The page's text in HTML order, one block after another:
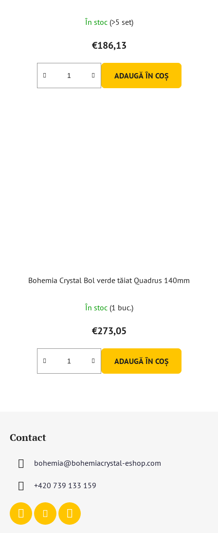
În stoc (>5 set)
€186,13
ADAUGĂ ÎN COŞ
Bohemia Crystal Bol verde tăiat Quadrus 140mm
În stoc (1 buc.)
€273,05
ADAUGĂ ÎN COŞ
Contact
bohemia@bohemiacrystal-eshop.com
+420 739 133 159